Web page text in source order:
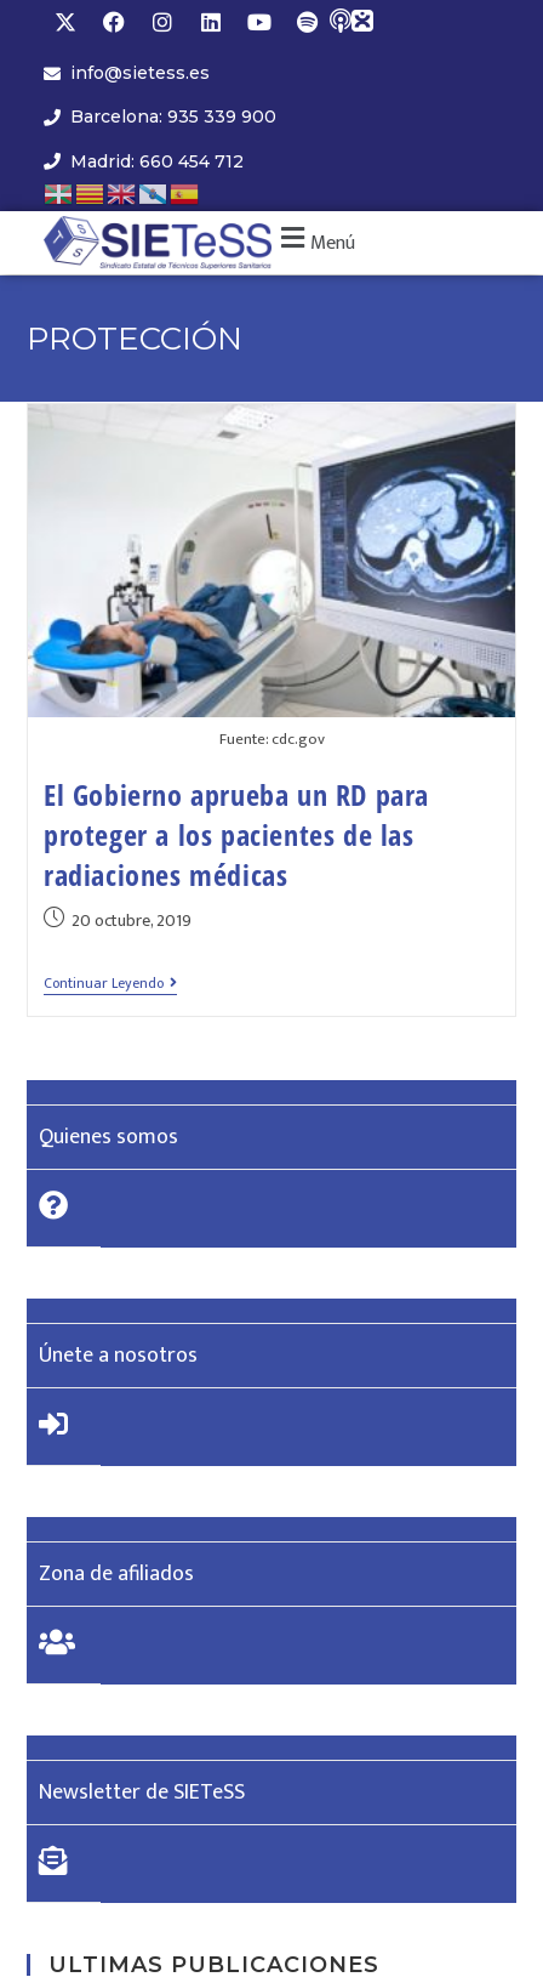
info@sietess.es
Barcelona: 935 339 900
Madrid: 660 454 712
Menú
PROTECCIÓN
Fuente: cdc.gov
El Gobierno aprueba un RD para
proteger a los pacientes de las
radiaciones médicas
20 octubre, 2019
Continuar Leyendo
Quienes somos
Únete a nosotros
Zona de afiliados
Newsletter de SIETeSS
ULTIMAS PUBLICACIONES